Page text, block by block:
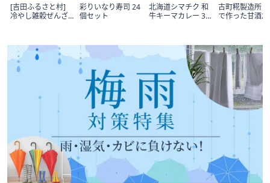
[吉田ふるさと村]
冷やし雑穀ぜんざ
彩りいなり寿司 24
個セット
北海道シマチク 和
牛キーマカレー 3
古町糀製造所
で作った甘酒2